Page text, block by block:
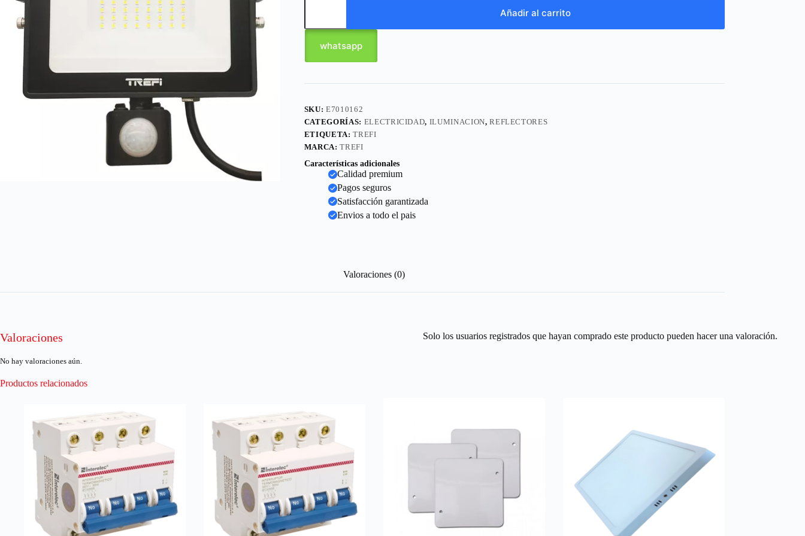
Añadir al carrito
whatsapp
SKU:E7010162
CATEGORÍAS: ELECTRICIDAD, ILUMINACION,REFLECTORES
ETIQUETA:TREFI
MARCA:TREFI
Características adicionales
Calidad premium
Pagos seguros
Satisfacción garantizada
Envios a todo el pais
Valoraciones (0)
Valoraciones
No hay valoraciones aún.
Solo los usuarios registrados que hayan comprado este producto pueden hacer una valoración.
Productos relacionados